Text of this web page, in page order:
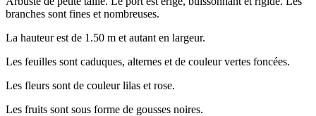
branches sont fines et nombreuses.
La hauteur est de 1.50 m et autant en largeur.
Les feuilles sont caduques, alternes et de couleur vertes foncées.
Les fleurs sont de couleur lilas et rose.
Les fruits sont sous forme de gousses noires.